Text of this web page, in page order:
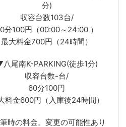
分)
収容台数103台/
分100円（00:00～24:00 ）
最大料金700円（24時間）
尾南K-PARKING(徒歩1分)
収容台数-台/
60分100円
料金600円（入庫後24時間）
時の料金。変更の可能性あり